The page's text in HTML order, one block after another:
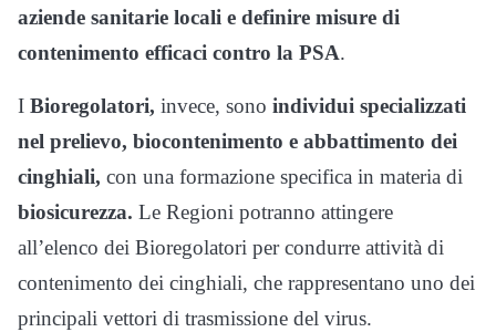
aziende sanitarie locali e definire misure di
contenimento efficaci contro la PSA.
I Bioregolatori, invece, sono individui specializzati
nel prelievo, biocontenimento e abbattimento dei
cinghiali, con una formazione specifica in materia di
biosicurezza. Le Regioni potranno attingere
all’elenco dei Bioregolatori per condurre attività di
contenimento dei cinghiali, che rappresentano uno dei
principali vettori di trasmissione del virus.